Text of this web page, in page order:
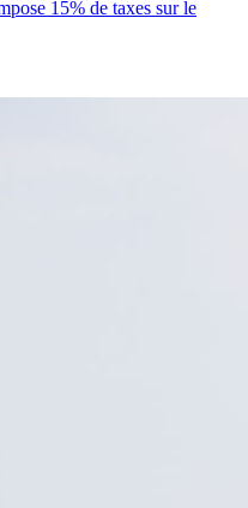
15% de taxes sur le